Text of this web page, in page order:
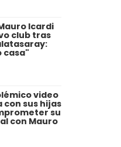
Icardi
club tras
casa"
video
con sus hijas
su
con Mauro